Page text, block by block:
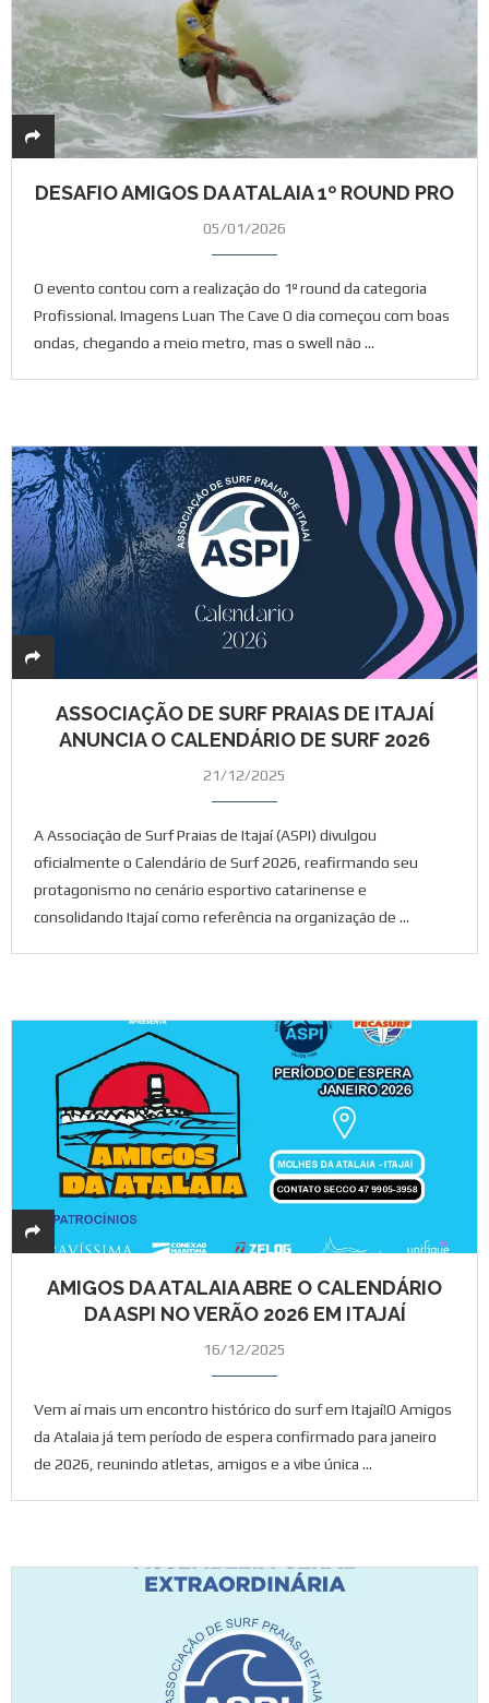
DESAFIO AMIGOS DA ATALAIA 1º ROUND PRO
05/01/2026
O evento contou com a realização do 1º round da categoria
Profissional. Imagens Luan The Cave O dia começou com boas
ondas, chegando a meio metro, mas o swell não …
ASSOCIAÇÃO DE SURF PRAIAS DE ITAJAÍ
ANUNCIA O CALENDÁRIO DE SURF 2026
21/12/2025
A Associação de Surf Praias de Itajaí (ASPI) divulgou
oficialmente o Calendário de Surf 2026, reafirmando seu
protagonismo no cenário esportivo catarinense e
consolidando Itajaí como referência na organização de …
AMIGOS DA ATALAIA ABRE O CALENDÁRIO
DA ASPI NO VERÃO 2026 EM ITAJAÍ
16/12/2025
Vem aí mais um encontro histórico do surf em Itajaí!O Amigos
da Atalaia já tem período de espera confirmado para janeiro
de 2026, reunindo atletas, amigos e a vibe única …